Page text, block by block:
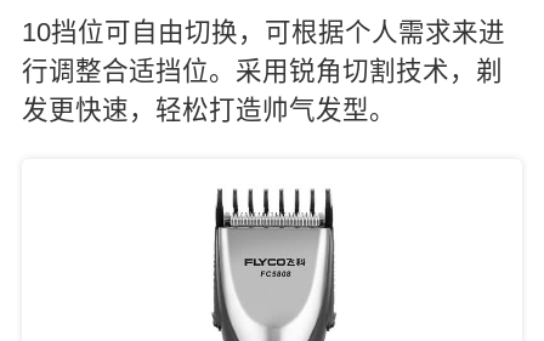
10挡位可自由切换，可根据个人需求来进
行调整合适挡位。采用锐角切割技术，剃
发更快速，轻松打造帅气发型。